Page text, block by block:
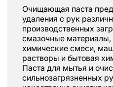
Очищающая паста
удаления с рук
производственных
смазочные материалы,
химические смеси,
растворы и бытовая
Паста для мытья и
сильнозагрязненных